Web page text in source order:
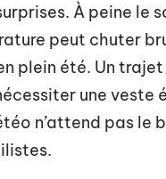
À peine le
peut chuter
plein été. Un
une veste
n’attend pas le